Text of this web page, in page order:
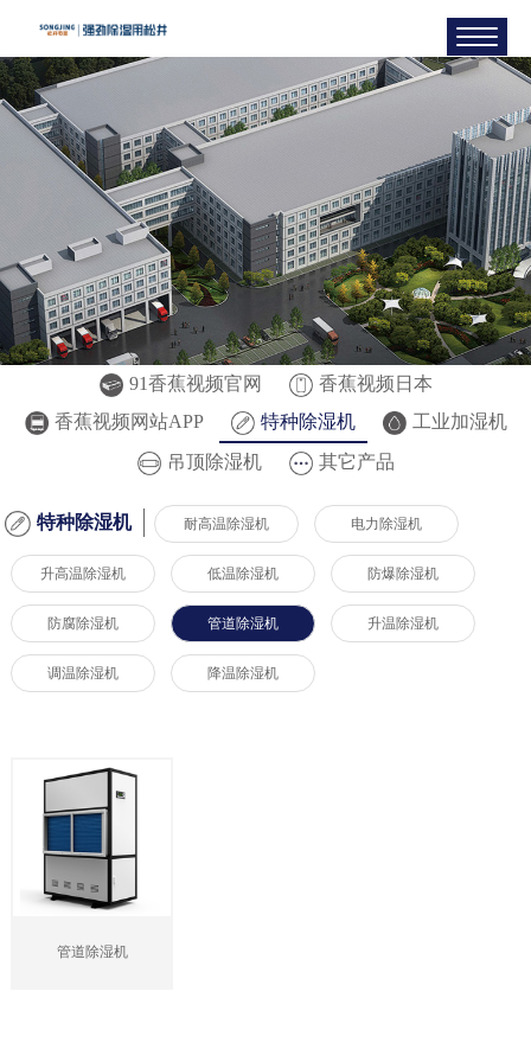
91香蕉视频官网
香蕉视频日本
香蕉视频网站APP
特种除湿机
工业加湿机
吊顶除湿机
其它产品
特种除湿机 耐高温除湿机 电力除湿机
升高温除湿机 低温除湿机 防爆除湿机
防腐除湿机 管道除湿机 升温除湿机
调温除湿机 降温除湿机
管道除湿机